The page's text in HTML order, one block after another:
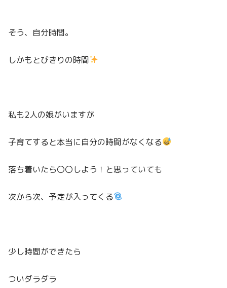
そう、自分時間。
しかもとびきりの時間
私も2人の娘がいますが
子育てすると本当に自分の時間がなくなる
落ち着いたら〇〇しよう！と思っていても
次から次、予定が入ってくる
少し時間ができたら
ついダラダラ